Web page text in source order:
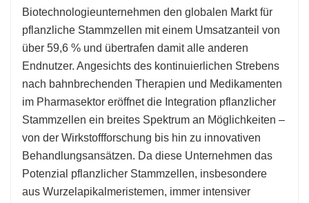
Biotechnologieunternehmen den globalen Markt für
pflanzliche Stammzellen mit einem Umsatzanteil von
über 59,6 % und übertrafen damit alle anderen
Endnutzer. Angesichts des kontinuierlichen Strebens
nach bahnbrechenden Therapien und Medikamenten
im Pharmasektor eröffnet die Integration pflanzlicher
Stammzellen ein breites Spektrum an Möglichkeiten –
von der Wirkstoffforschung bis hin zu innovativen
Behandlungsansätzen. Da diese Unternehmen das
Potenzial pflanzlicher Stammzellen, insbesondere
aus Wurzelapikalmeristemen, immer intensiver